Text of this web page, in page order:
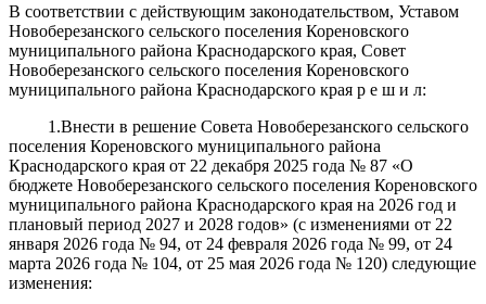
В соответствии с действующим законодательством, Уставом
Новоберезанского сельского поселения Кореновского
муниципального района Краснодарского края, Совет
Новоберезанского сельского поселения Кореновского
муниципального района Краснодарского края р е ш и л:
1.Внести в решение Совета Новоберезанского сельского
поселения Кореновского муниципального района
Краснодарского края от 22 декабря 2025 года № 87 «О
бюджете Новоберезанского сельского поселения Кореновского
муниципального района Краснодарского края на 2026 год и
плановый период 2027 и 2028 годов» (с изменениями от 22
января 2026 года № 94, от 24 февраля 2026 года № 99, от 24
марта 2026 года № 104, от 25 мая 2026 года № 120) следующие
изменения: